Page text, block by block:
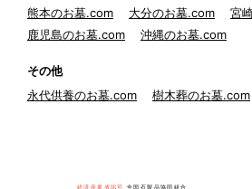
熊本のお墓.com
大分のお墓.com
宮
鹿児島のお墓.com
沖縄のお墓.com
その他
永代供養のお墓.com
樹木葬のお墓.com